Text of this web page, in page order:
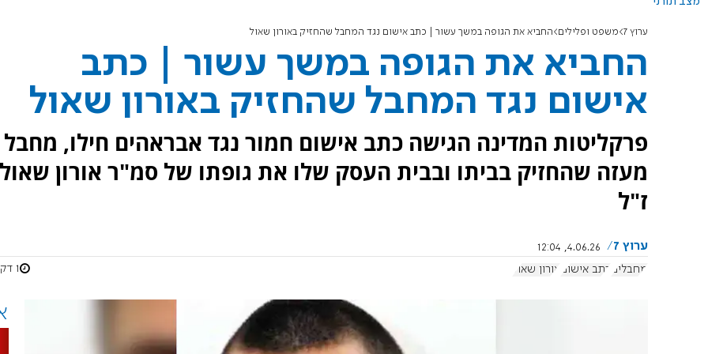
ערוץ 7 משפט ופלילים החביא את הגופה במשך עשור | כתב אישום נגד המחבל שהחזיק באורון שאול
החביא את הגופה במשך עשור | כתב
אישום נגד המחבל שהחזיק באורון שאול
פרקליטות המדינה הגישה כתב אישום חמור נגד אבראהים חילו, מחבל
מעזה שהחזיק בביתו ובבית העסק שלו את גופתו של סמ"ר אורון שאול
ז"ל
ערוץ 7
4.06.26, 12:04
מחבלים כתב אישום אורון שאול 1 דקות